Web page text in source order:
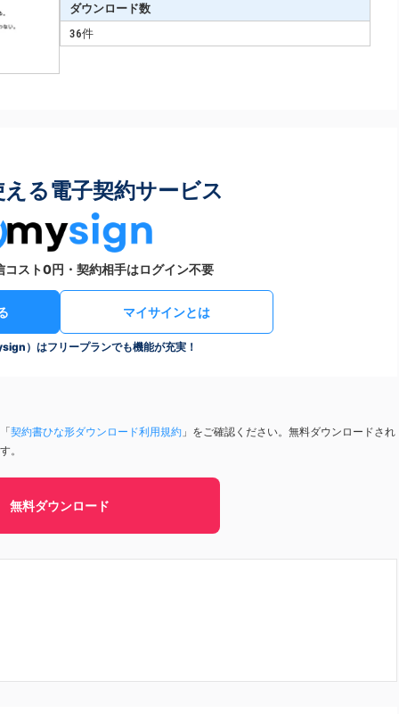
ダウンロード数
36件
る電子契約サービス
コスト0円・契約相手はログイン不要
マイサインとは
）はフリープランでも機能が充実！
契約書ひな形ダウンロード利用規約 」をご確認ください。無料ダウンロードされ
。
無料ダウンロード